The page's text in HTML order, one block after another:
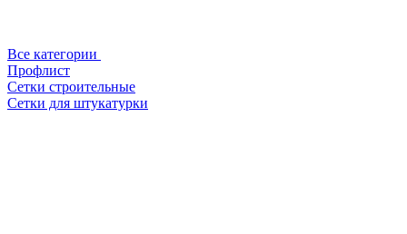
Все категории
Профлист
Сетки строительные
Сетки для штукатурки